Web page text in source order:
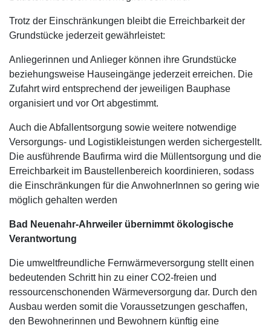
Trotz der Einschränkungen bleibt die Erreichbarkeit der
Grundstücke jederzeit gewährleistet:
Anliegerinnen und Anlieger können ihre Grundstücke
beziehungsweise Hauseingänge jederzeit erreichen. Die
Zufahrt wird entsprechend der jeweiligen Bauphase
organisiert und vor Ort abgestimmt.
Auch die Abfallentsorgung sowie weitere notwendige
Versorgungs- und Logistikleistungen werden sichergestellt.
Die ausführende Baufirma wird die Müllentsorgung und die
Erreichbarkeit im Baustellenbereich koordinieren, sodass
die Einschränkungen für die AnwohnerInnen so gering wie
möglich gehalten werden
Bad Neuenahr-Ahrweiler übernimmt ökologische
Verantwortung
Die umweltfreundliche Fernwärmeversorgung stellt einen
bedeutenden Schritt hin zu einer CO2-freien und
ressourcenschonenden Wärmeversorgung dar. Durch den
Ausbau werden somit die Voraussetzungen geschaffen,
den Bewohnerinnen und Bewohnern künftig eine